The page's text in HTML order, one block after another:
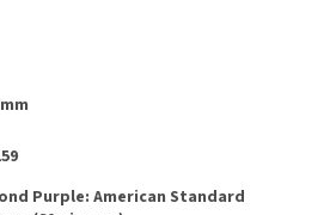
Purple: American Standard